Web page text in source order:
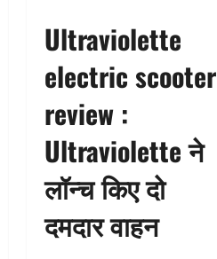
Ultraviolette
electric scooter
review :
Ultraviolette ने
लॉन्च किए दो
दमदार वाहन